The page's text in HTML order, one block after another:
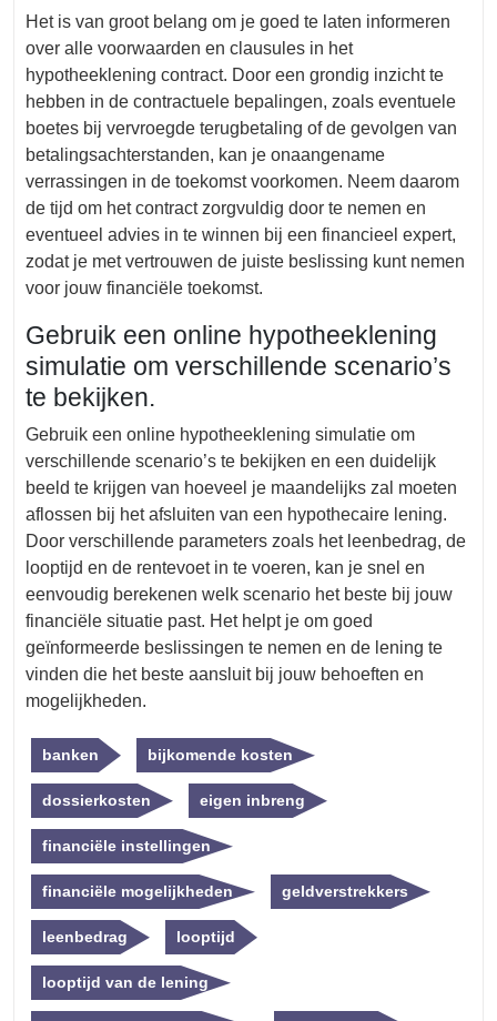
Het is van groot belang om je goed te laten informeren
over alle voorwaarden en clausules in het
hypotheeklening contract. Door een grondig inzicht te
hebben in de contractuele bepalingen, zoals eventuele
boetes bij vervroegde terugbetaling of de gevolgen van
betalingsachterstanden, kan je onaangename
verrassingen in de toekomst voorkomen. Neem daarom
de tijd om het contract zorgvuldig door te nemen en
eventueel advies in te winnen bij een financieel expert,
zodat je met vertrouwen de juiste beslissing kunt nemen
voor jouw financiële toekomst.
Gebruik een online hypotheeklening
simulatie om verschillende scenario’s
te bekijken.
Gebruik een online hypotheeklening simulatie om
verschillende scenario’s te bekijken en een duidelijk
beeld te krijgen van hoeveel je maandelijks zal moeten
aflossen bij het afsluiten van een hypothecaire lening.
Door verschillende parameters zoals het leenbedrag, de
looptijd en de rentevoet in te voeren, kan je snel en
eenvoudig berekenen welk scenario het beste bij jouw
financiële situatie past. Het helpt je om goed
geïnformeerde beslissingen te nemen en de lening te
vinden die het beste aansluit bij jouw behoeften en
mogelijkheden.
banken bijkomende kosten
dossierkosten eigen inbreng
financiële instellingen
financiële mogelijkheden geldverstrekkers
leenbedrag looptijd
looptijd van de lening